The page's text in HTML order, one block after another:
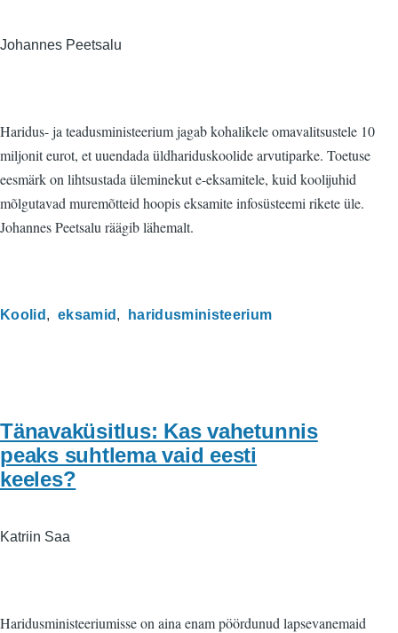
Johannes Peetsalu
Haridus- ja teadusministeerium jagab kohalikele omavalitsustele 10
miljonit eurot, et uuendada üldhariduskoolide arvutiparke. Toetuse
eesmärk on lihtsustada üleminekut e-eksamitele, kuid koolijuhid
mõlgutavad muremõtteid hoopis eksamite infosüsteemi rikete üle.
Johannes Peetsalu räägib lähemalt.
Koolid eksamid haridusministeerium
Tänavaküsitlus: Kas vahetunnis
peaks suhtlema vaid eesti
keeles?
Katriin Saa
Haridusministeeriumisse on aina enam pöördunud lapsevanemaid